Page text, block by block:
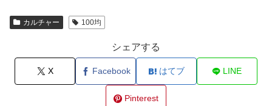
カルチャー 100均
シェアする
X Facebook はてブ LINE
Pinterest